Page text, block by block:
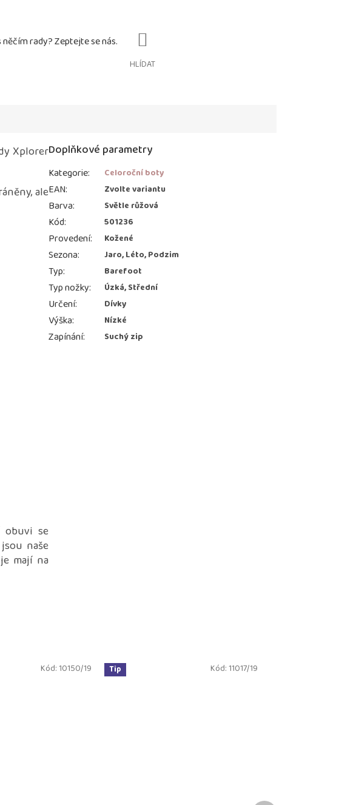
HLÍDAT
Kód:10150/19 Tip Kód:11017/19
Xplorer
ale
obuvi se
naše
mají na
Doplňkové parametry
Kategorie: Celoroční boty
EAN: Zvolte variantu
Barva: Světle růžová
Kód: 501236
Provedení: Kožené
Sezona: Jaro, Léto, Podzim
Typ: Barefoot
Typ nožky: Úzká, Střední
Určení: Dívky
Výška: Nízké
Zapínání: Suchý zip